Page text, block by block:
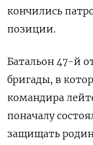
кончились
позиции.
Батальон 47-й
бригады, в
командира
поначалу
защищать